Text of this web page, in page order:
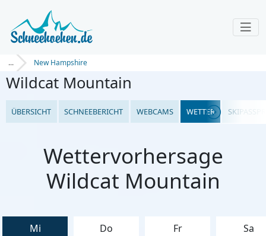
... New Hampshire
Wildcat Mountain
ÜBERSICHT SCHNEEBERICHT WEBCAMS WETTER
Wettervorhersage
Wildcat Mountain
Mi Do Fr Sa